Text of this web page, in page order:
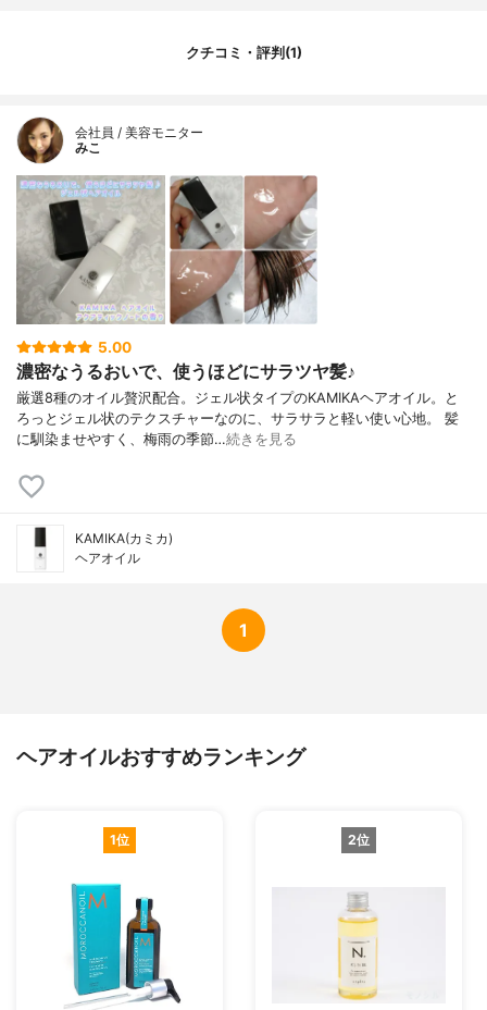
クチコミ・評判(1)
会社員 / 美容モニター
みこ
5.00
濃密なうるおいで、使うほどにサラツヤ髪♪
厳選8種のオイル贅沢配合。ジェル状タイプのKAMIKAヘアオイル。と
ろっとジェル状のテクスチャーなのに、サラサラと軽い使い心地。 髪
に馴染ませやすく、梅雨の季節…続きを見る
KAMIKA(カミカ)
ヘアオイル
1
ヘアオイルおすすめランキング
1位 2位